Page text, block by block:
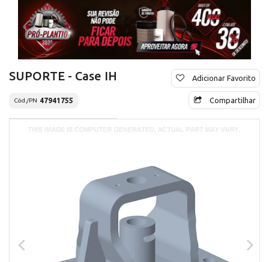
SUPORTE - Case IH
Cód./PN 47941755
Adicionar Favorito
Compartilhar